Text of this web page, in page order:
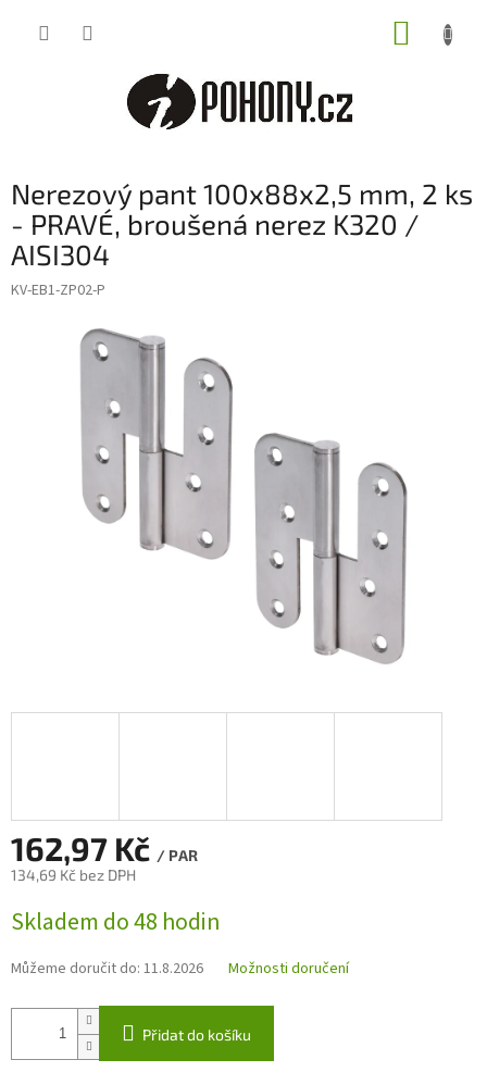
Nerezový pant 100x88x2,5 mm, 2 ks
- PRAVÉ, broušená nerez K320 /
AISI304
KV-EB1-ZP02-P
162,97 Kč / PAR
134,69 Kč bez DPH
cena:
Skladem do 48 hodin
Můžeme doručit do: 11.8.2026 Možnosti doručení
Přidat do košíku